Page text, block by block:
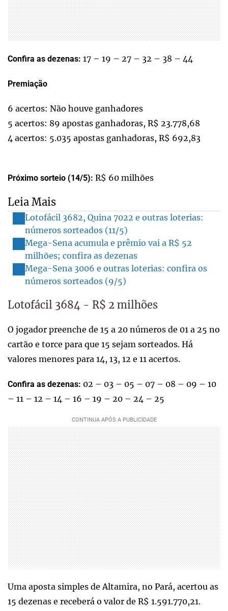
Confira as dezenas: 17 – 19 – 27 – 32 – 38 – 44
Premiação
6 acertos: Não houve ganhadores
5 acertos: 89 apostas ganhadoras, R$ 23.778,68
4 acertos: 5.035 apostas ganhadoras, R$ 692,83
Próximo sorteio (14/5): R$ 60 milhões
Leia Mais
Lotofácil 3682, Quina 7022 e outras loterias:
números sorteados (11/5)
Mega-Sena acumula e prêmio vai a R$ 52
milhões; confira as dezenas
Mega-Sena 3006 e outras loterias: confira os
números sorteados (9/5)
Lotofácil 3684 - R$ 2 milhões
O jogador preenche de 15 a 20 números de 01 a 25 no
cartão e torce para que 15 sejam sorteados. Há
valores menores para 14, 13, 12 e 11 acertos.
Confira as dezenas: 02 – 03 – 05 – 07 – 08 – 09 – 10
– 11 – 12 – 14 – 16 – 19 – 20 – 24 – 25
Uma aposta simples de Altamira, no Pará, acertou as
15 dezenas e receberá o valor de R$ 1.591.770,21.